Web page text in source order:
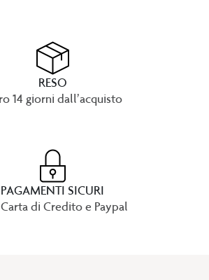
RESO
14 giorni dall’acquisto
PAGAMENTI SICURI
di Credito e Paypal